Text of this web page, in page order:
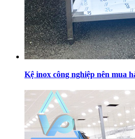
Kệ inox công nghiệp nên mua